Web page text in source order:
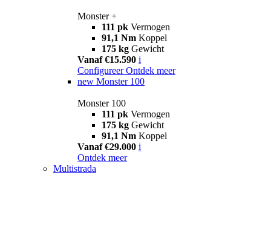
Monster +
111 pk Vermogen
91,1 Nm Koppel
175 kg Gewicht
Vanaf €15.590 i
Configureer Ontdek meer
new Monster 100
Monster 100
111 pk Vermogen
175 kg Gewicht
91,1 Nm Koppel
Vanaf €29.000 i
Ontdek meer
Multistrada